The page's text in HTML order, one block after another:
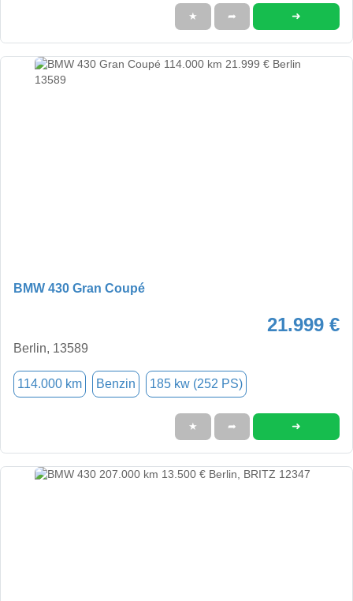
★ ➦ ➜
BMW 430 Gran Coupé
21.999 €
Berlin, 13589
114.000 km Benzin 185 kw (252 PS)
★ ➦ ➜